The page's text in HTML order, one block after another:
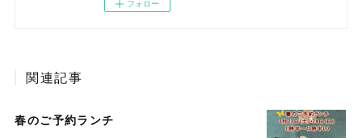
フォロー
関連記事
春のご予約ランチ